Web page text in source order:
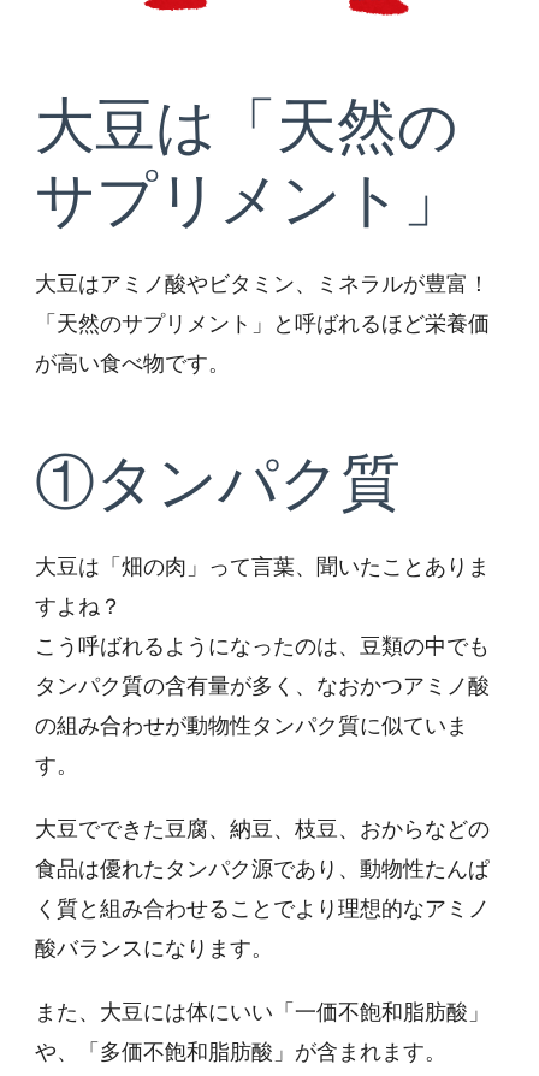
大豆は「天然の
サプリメント」
大豆はアミノ酸やビタミン、ミネラルが豊富！
「天然のサプリメント」と呼ばれるほど栄養価
が高い食べ物です。
①タンパク質
大豆は「畑の肉」って言葉、聞いたことありま
すよね？
こう呼ばれるようになったのは、豆類の中でも
タンパク質の含有量が多く、なおかつアミノ酸
の組み合わせが動物性タンパク質に似ていま
す。
大豆でできた豆腐、納豆、枝豆、おからなどの
食品は優れたタンパク源であり、動物性たんぱ
く質と組み合わせることでより理想的なアミノ
酸バランスになります。
また、大豆には体にいい「一価不飽和脂肪酸」
や、「多価不飽和脂肪酸」が含まれます。